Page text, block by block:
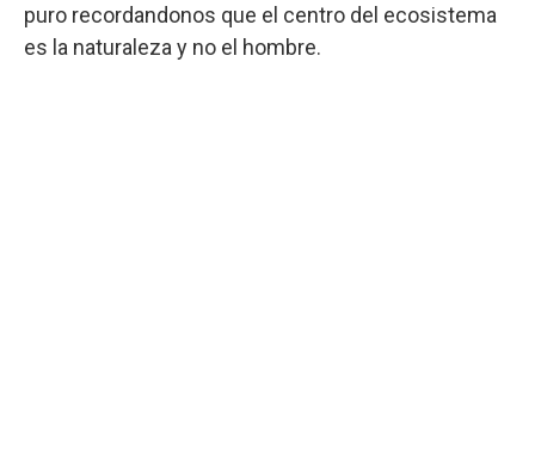
puro recordandonos que el centro del ecosistema
es la naturaleza y no el hombre.